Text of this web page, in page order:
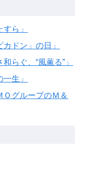
ら」
ドン」の日」
らぐ、“風薫る”」
生」
グループのＭ＆